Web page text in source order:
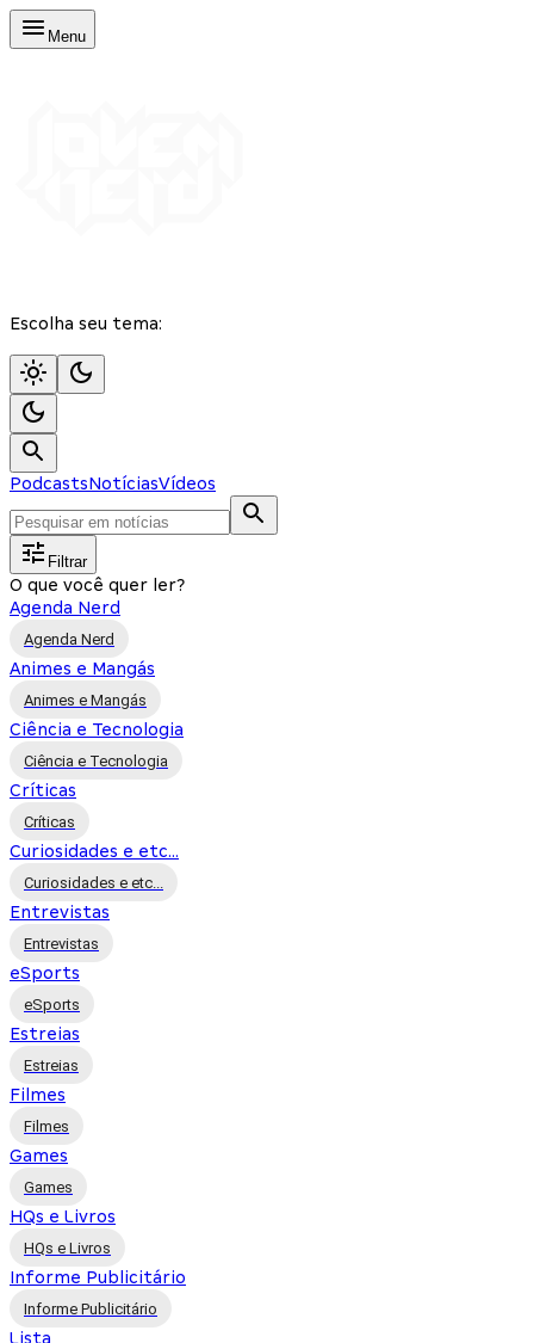
Menu
Escolha seu tema:
PodcastsNotíciasVídeos
Filtrar
O que você quer ler?
Agenda Nerd
Agenda Nerd
Animes e Mangás
Animes e Mangás
Ciência e Tecnologia
Ciência e Tecnologia
Críticas
Críticas
Curiosidades e etc...
Curiosidades e etc...
Entrevistas
Entrevistas
eSports
eSports
Estreias
Estreias
Filmes
Filmes
Games
Games
HQs e Livros
HQs e Livros
Informe Publicitário
Informe Publicitário
Lista